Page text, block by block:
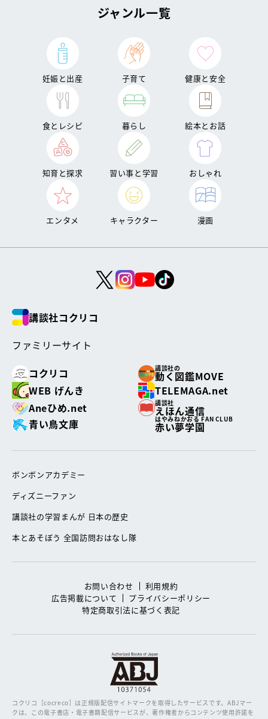
ジャンル一覧
妊娠と出産 子育て 健康と安全
食とレシピ 暮らし 絵本とお話
知育と探求 習い事と学習 おしゃれ
エンタメ キャラクター 漫画
講談社コクリコ
ファミリーサイト
コクリコ
講談社の
動く図鑑MOVE
WEB げんき
TELEMAGA.net
Aneひめ.net
講談社
えほん通信
青い鳥文庫
はやみねかおる FAN CLUB
赤い夢学園
ボンボンアカデミー
ディズニーファン
講談社の学習まんが 日本の歴史
本とあそぼう 全国訪問おはなし隊
お問い合わせ
利用規約
広告掲載について
プライバシーポリシー
特定商取引法に基づく表記
コクリコ［cocreco］は正規版配信サイトマークを取得したサービスです。ABJマー
クは、この電子書店・電子書籍配信サービスが、著作権者からコンテンツ使用許諾を